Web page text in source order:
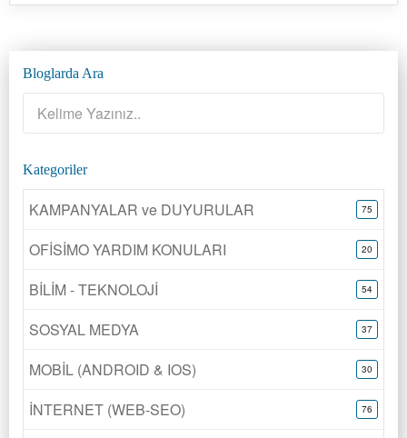
Bloglarda Ara
Kategoriler
KAMPANYALAR ve DUYURULAR 75
OFİSİMO YARDIM KONULARI 20
BİLİM - TEKNOLOJİ 54
SOSYAL MEDYA 37
MOBİL (ANDROID & IOS) 30
İNTERNET (WEB-SEO) 76